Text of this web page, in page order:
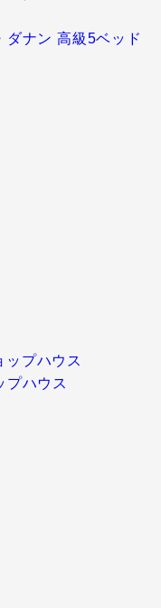
ダナン 高級5ベッド
プハウス